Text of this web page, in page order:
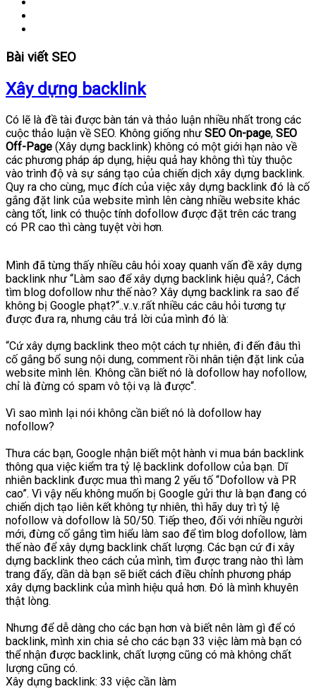
Bài viết SEO
Xây dựng backlink
Có lẽ là đề tài được bàn tán và thảo luận nhiều nhất trong các
cuộc thảo luận về SEO. Không giống như SEO On-page, SEO
Off-Page (Xây dựng backlink) không có một giới hạn nào về
các phương pháp áp dụng, hiệu quả hay không thì tùy thuộc
vào trình độ và sự sáng tạo của chiến dịch xây dựng backlink.
Quy ra cho cùng, mục đích của việc xây dựng backlink đó là cố
gắng đặt link của website mình lên càng nhiều website khác
càng tốt, link có thuộc tính dofollow được đặt trên các trang
có PR cao thì càng tuyệt vời hơn.
Mình đã từng thấy nhiều câu hỏi xoay quanh vấn đề xây dựng
backlink như “Làm sao để xây dựng backlink hiệu quả?, Cách
tìm blog dofollow như thế nào? Xây dựng backlink ra sao để
không bị Google phạt?“..v..v..rất nhiều các câu hỏi tương tự
được đưa ra, nhưng câu trả lời của mình đó là:
“Cứ xây dựng backlink theo một cách tự nhiên, đi đến đâu thì
cố gắng bổ sung nội dung, comment rồi nhân tiện đặt link của
website mình lên. Không cần biết nó là dofollow hay nofollow,
chỉ là đừng có spam vô tội vạ là được“.
Vì sao mình lại nói không cần biết nó là dofollow hay
nofollow?
Thưa các bạn, Google nhận biết một hành vi mua bán backlink
thông qua việc kiểm tra tỷ lệ backlink dofollow của bạn. Dĩ
nhiên backlink được mua thì mang 2 yếu tố “Dofollow và PR
cao”. Vì vậy nếu không muốn bị Google gửi thư là bạn đang có
chiến dịch tạo liên kết không tự nhiên, thì hãy duy trì tỷ lệ
nofollow và dofollow là 50/50. Tiếp theo, đối với nhiều người
mới, đừng cố gắng tìm hiểu làm sao để tìm blog dofollow, làm
thế nào để xây dựng backlink chất lượng. Các bạn cứ đi xây
dựng backlink theo cách của mình, tìm được trang nào thì làm
trang đấy, dần dà bạn sẽ biết cách điều chỉnh phương pháp
xây dựng backlink của mình hiệu quả hơn. Đó là mình khuyên
thật lòng.
Nhưng để dễ dàng cho các bạn hơn và biết nên làm gì để có
backlink, mình xin chia sẻ cho các bạn 33 việc làm mà bạn có
thể nhận được backlink, chất lượng cũng có mà không chất
lượng cũng có.
Xây dựng backlink: 33 việc cần làm